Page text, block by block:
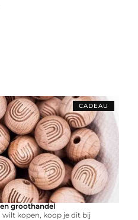
CADEAU
groothandel
wilt kopen, koop je dit bij